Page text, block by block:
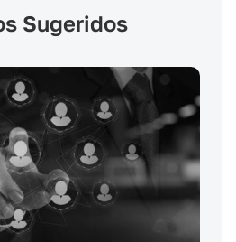
Sugeridos